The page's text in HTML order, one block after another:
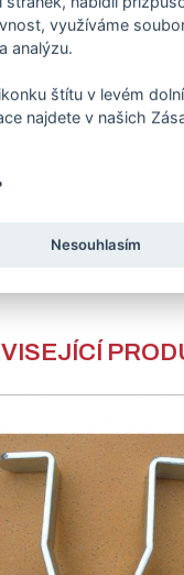
se sloupy
ø 60/3
ø 114/3 mm
daného rozměru
přídavné zavírání -
zabalené ve fólii a
využíváme
analýzu.
štítu v levém
najdete v našich
Nesouhlasím